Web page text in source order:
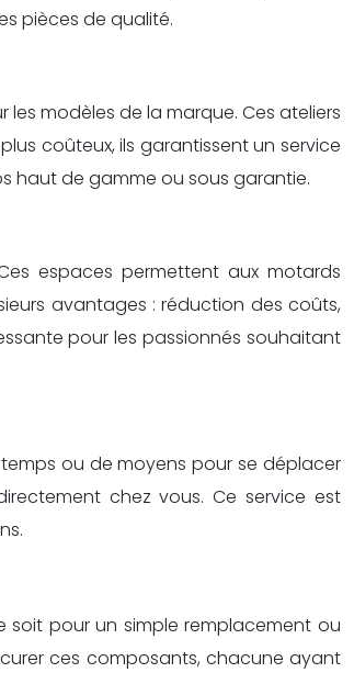
pièces de qualité.
modèles de la marque. Ces ateliers
coûteux, ils garantissent un service
haut de gamme ou sous garantie.
espaces permettent aux motards
avantages : réduction des coûts,
pour les passionnés souhaitant
ou de moyens pour se déplacer
chez vous. Ce service est
pour un simple remplacement ou
ces composants, chacune ayant